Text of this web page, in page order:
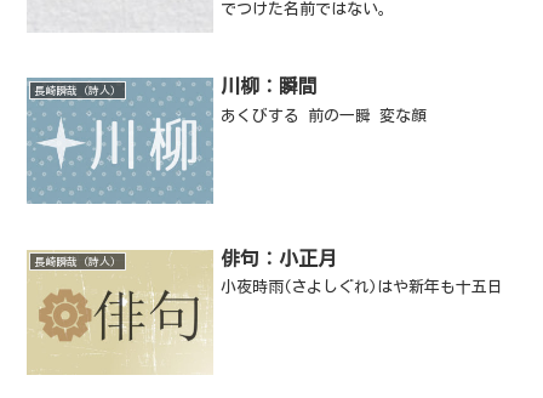
でつけた名前ではない。
長崎瞬哉（詩人） 川柳：瞬間
あくびする 前の一瞬 変な顔
長崎瞬哉（詩人） 俳句：小正月
小夜時雨(さよしぐれ)はや新年も十五日